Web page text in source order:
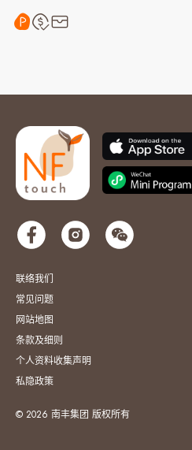
联络我们
常见问题
网站地图
条款及细则
个人资料收集声明
私隐政策
© 2026 南丰集团 版权所有